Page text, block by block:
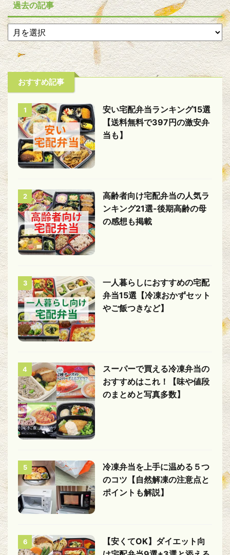
過去の記事
おすすめ記事
1
安い宅配弁当ランキング15選
【送料無料で397円の激安弁
当も】
2
高齢者向け宅配弁当の人気ラ
ンキング21選-後期高齢の母
の感想も掲載
3
一人暮らしにおすすめの宅配
弁当15選【冷凍おかずセット
やご飯つきなど】
4
スーパーで買える冷凍弁当の
おすすめはこれ！【味や値段
のまとめと写真多数】
5
冷凍弁当を上手に温める５つ
のコツ【自然解凍の注意点と
ポイントも解説】
6
【安くてOK】ダイエット向